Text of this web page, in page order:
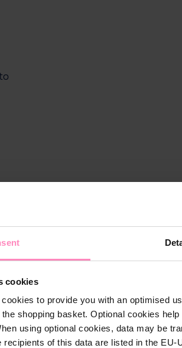
cookies
to provide you with an optimised
shopping basket. Optional cookies
using optional cookies, data may be
recipients of this data are listed in the